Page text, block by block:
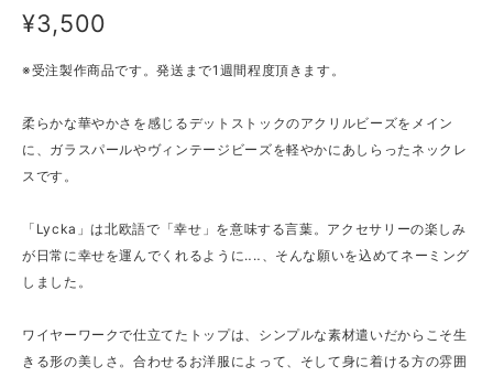
¥3,500
※受注製作商品です。発送まで1週間程度頂きます。
柔らかな華やかさを感じるデットストックのアクリルビーズをメイン
に、ガラスパールやヴィンテージビーズを軽やかにあしらったネックレ
スです。
「Lycka」は北欧語で「幸せ」を意味する言葉。アクセサリーの楽しみ
が日常に幸せを運んでくれるように‥‥、そんな願いを込めてネーミング
しました。
ワイヤーワークで仕立てたトップは、シンプルな素材遣いだからこそ生
きる形の美しさ。合わせるお洋服によって、そして身に着ける方の雰囲